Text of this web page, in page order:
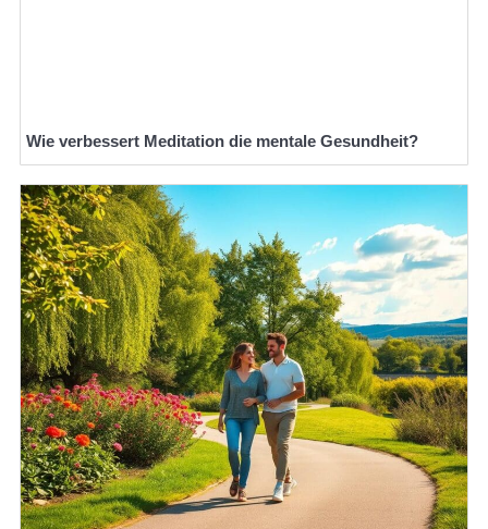
Wie verbessert Meditation die mentale Gesundheit?